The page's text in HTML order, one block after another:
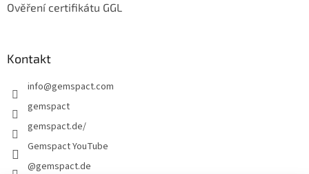
Ověření certifikátu GGL
Kontakt
info@gemspact.com
gemspact
gemspact.de/
Gemspact YouTube
@gemspact.de